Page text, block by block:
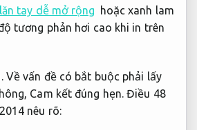
tay dễ mở rộng
hoặc xanh lam
tương phản hơi cao khi in trên
Về vấn đề có bắt buộc phải lấy
Cam kết đúng hẹn. Điều 48
nêu rõ: